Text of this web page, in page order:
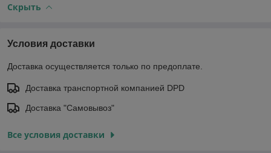
Скрыть
Условия доставки
Доставка осуществляется только по предоплате.
Доставка транспортной компанией DPD
Доставка "Самовывоз"
Все условия доставки